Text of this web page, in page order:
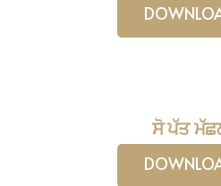
ਸੋ ਪੱਤ